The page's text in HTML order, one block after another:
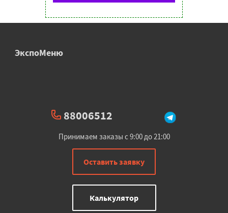
ЭкспоМеню
88006512
Принимаем заказы с 9:00 до 21:00
Оставить заявку
Калькулятор